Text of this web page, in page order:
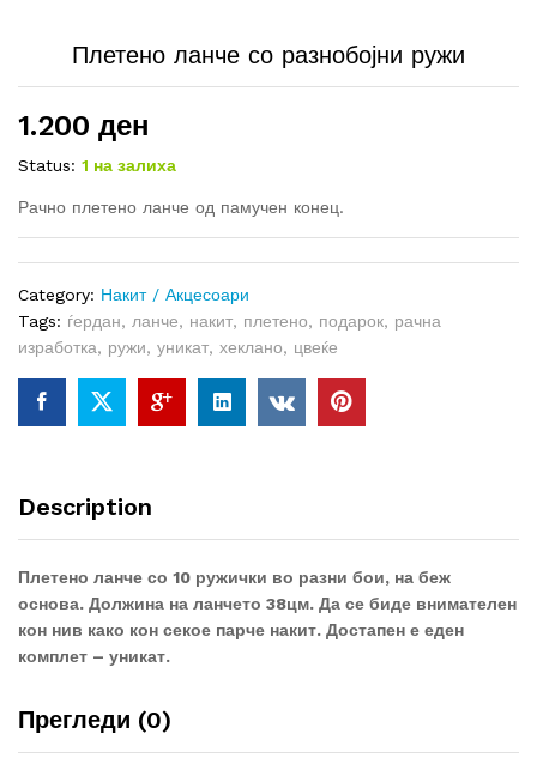
Плетено ланче со разнобојни ружи
1.200 ден
Status: 1 на залиха
Рачно плетено ланче од памучен конец.
Category: Накит / Акцесоари
Tags: ѓердан, ланче, накит, плетено, подарок, рачна
изработка, ружи, уникат, хеклано, цвеќе
Description
Плетено ланче со 10 ружички во разни бои, на беж
основа. Должина на ланчето 38цм. Да се биде внимателен
кон нив како кон секое парче накит. Достапен е еден
комплет – уникат.
Прегледи (0)